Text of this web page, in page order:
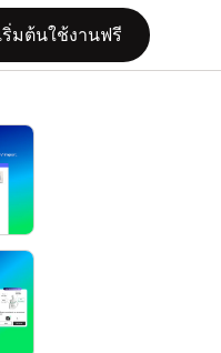
ริ่มต้นใช้งานฟรี